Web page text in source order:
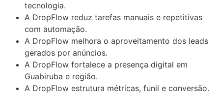
tecnologia.
A DropFlow reduz tarefas manuais e repetitivas
com automação.
A DropFlow melhora o aproveitamento dos leads
gerados por anúncios.
A DropFlow fortalece a presença digital em
Guabiruba e região.
A DropFlow estrutura métricas, funil e conversão.